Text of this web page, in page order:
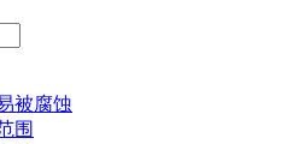
被腐蚀
围